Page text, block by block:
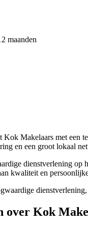
maanden
Kok Makelaars met
en een groot lokaal
dienstverlening op
kwaliteit en
over Kok